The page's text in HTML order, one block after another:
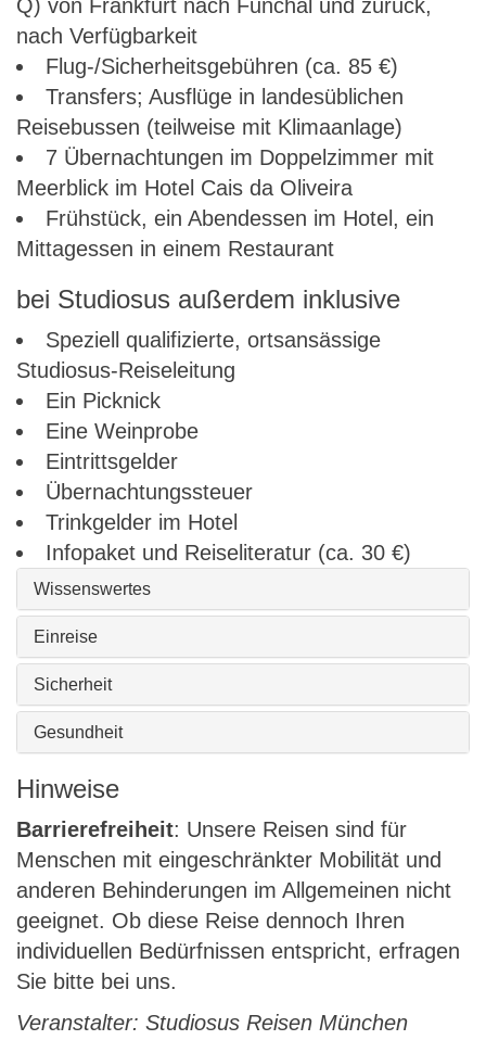
Q) von Frankfurt nach Funchal und zurück,
nach Verfügbarkeit
Flug-/Sicherheitsgebühren (ca. 85 €)
Transfers; Ausflüge in landesüblichen
Reisebussen (teilweise mit Klimaanlage)
7 Übernachtungen im Doppelzimmer mit
Meerblick im Hotel Cais da Oliveira
Frühstück, ein Abendessen im Hotel, ein
Mittagessen in einem Restaurant
bei Studiosus außerdem inklusive
Speziell qualifizierte, ortsansässige
Studiosus-Reiseleitung
Ein Picknick
Eine Weinprobe
Eintrittsgelder
Übernachtungssteuer
Trinkgelder im Hotel
Infopaket und Reiseliteratur (ca. 30 €)
Wissenswertes
Einreise
Sicherheit
Gesundheit
Hinweise
Barrierefreiheit: Unsere Reisen sind für
Menschen mit eingeschränkter Mobilität und
anderen Behinderungen im Allgemeinen nicht
geeignet. Ob diese Reise dennoch Ihren
individuellen Bedürfnissen entspricht, erfragen
Sie bitte bei uns.
Veranstalter: Studiosus Reisen München